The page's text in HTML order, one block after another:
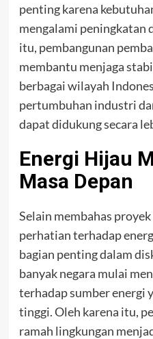
penting karena
mengalami peningkatan
itu, pembangunan
membantu menjaga
berbagai wilayah
pertumbuhan industri
dapat didukung secara
Energi Hijau
Masa Depan
Selain membahas
perhatian terhadap
bagian penting dalam
banyak negara mulai
terhadap sumber energi
tinggi. Oleh karena itu,
ramah lingkungan